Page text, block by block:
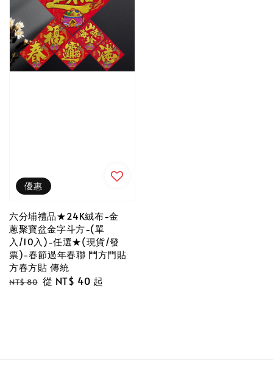
優惠
六分埔禮品★24K絨布-金
蔥聚寶盆金字斗方-(單
入/10入)-任選★(現貨/發
票)-春節過年春聯 鬥方門貼
方春方貼 傳統
Regular
NT$ 80 Sale
從 NT$ 40 起